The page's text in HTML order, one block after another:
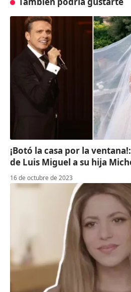
¡Botó la casa por la
de Luis Miguel a su hija
16 de octubre de 2023